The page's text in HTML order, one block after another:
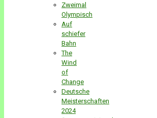
Zweimal
Olympisch
Auf
schiefer
Bahn
The
Wind
of
Change
Deutsche
Meisterschaften
2024